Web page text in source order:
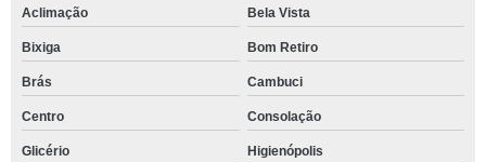
Aclimação Bela Vista
Bixiga Bom Retiro
Brás Cambuci
Centro Consolação
Glicério Higienópolis